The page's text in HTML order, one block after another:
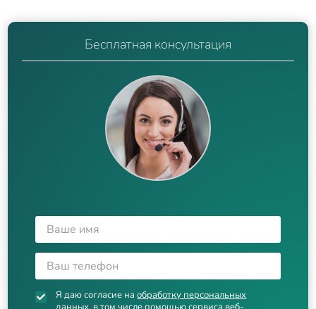
Бесплатная консультация
Я даю согласие наобработку персональных